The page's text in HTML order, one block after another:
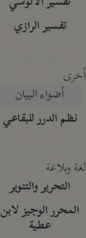
تفسير الرازي
أخرى
أضواء البيان
نظم الدرر للبقاعي
لغة وبلاغة
التحرير والتنوير
المحرر الوجيز لابن
عطية